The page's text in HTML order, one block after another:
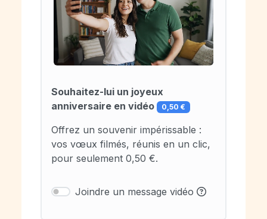
Souhaitez-lui un joyeux
anniversaire en vidéo
0,50 €
Offrez un souvenir impérissable :
vos vœux filmés, réunis en un clic,
pour seulement 0,50 €.
Joindre un message vidéo